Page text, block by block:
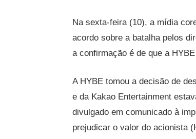
Na sexta-feira (10), a mídia
acordo sobre a batalha pelos
a confirmação é de que a
A HYBE tomou a decisão de
e da Kakao Entertainment
divulgado em comunicado à
prejudicar o valor do acionista